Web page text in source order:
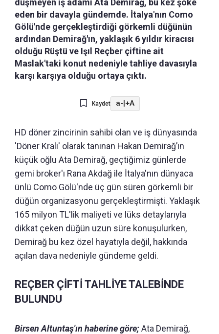
düşmeyen iş adamı Ata Demirağ, bu kez şoke
eden bir davayla gündemde. İtalya'nın Como
Gölü'nde gerçekleştirdiği görkemli düğünün
ardından Demirağ'ın, yaklaşık 6 yıldır kiracısı
olduğu Rüştü ve Işıl Reçber çiftine ait
Maslak'taki konut nedeniyle tahliye davasıyla
karşı karşıya olduğu ortaya çıktı.
Kaydet a- +A
HD döner zincirinin sahibi olan ve iş dünyasında
'Döner Kralı' olarak tanınan Hakan Demirağ’ın
küçük oğlu Ata Demirağ, geçtiğimiz günlerde
gemi broker'ı Rana Akdağ ile İtalya'nın dünyaca
ünlü Como Gölü'nde üç gün süren görkemli bir
düğün organizasyonu gerçekleştirmişti. Yaklaşık
165 milyon TL'lik maliyeti ve lüks detaylarıyla
dikkat çeken düğün uzun süre konuşulurken,
Demirağ bu kez özel hayatıyla değil, hakkında
açılan dava nedeniyle gündeme geldi.
REÇBER ÇİFTİ TAHLİYE TALEBİNDE
BULUNDU
Birsen Altuntaş'ın haberine göre;Ata Demirağ,